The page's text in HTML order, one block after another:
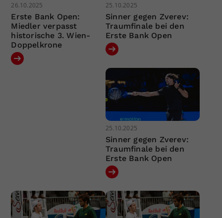
26.10.2025
Erste Bank Open:
Miedler verpasst
historische 3. Wien-
Doppelkrone
25.10.2025
Sinner gegen Zverev:
Traumfinale bei den
Erste Bank Open
25.10.2025
Sinner gegen Zverev:
Traumfinale bei den
Erste Bank Open